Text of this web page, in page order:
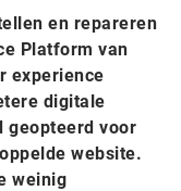
en repareren
Platform van
experience
digitale
geopteerd voor
website.
weinig